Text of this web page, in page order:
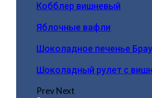
Кобблер вишневый
Яблочные вафли
Шоколадное печенье
Шоколадный рулет с
PrevNext